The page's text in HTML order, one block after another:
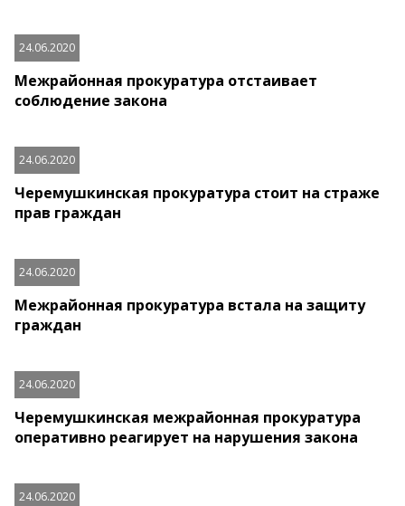
24.06.2020
Межрайонная прокуратура отстаивает
соблюдение закона
24.06.2020
Черемушкинская прокуратура стоит на страже
прав граждан
24.06.2020
Межрайонная прокуратура встала на защиту
граждан
24.06.2020
Черемушкинская межрайонная прокуратура
оперативно реагирует на нарушения закона
24.06.2020